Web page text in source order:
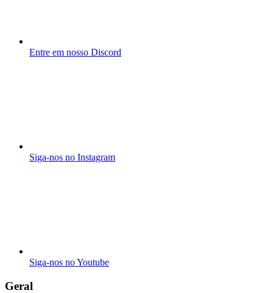
Entre em nosso Discord
Siga-nos no Instagram
Siga-nos no Youtube
Geral